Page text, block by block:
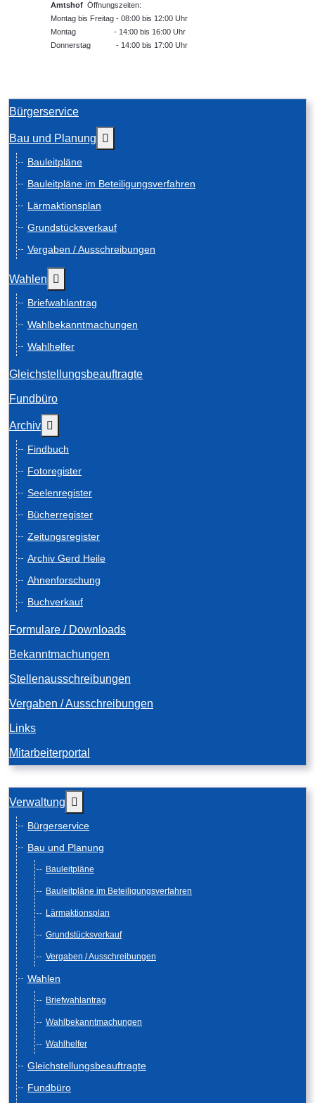
Amtshof Öffnungszeiten:
Montag bis Freitag - 08:00 bis 12:00 Uhr
Montag - 14:00 bis 16:00 Uhr
Donnerstag - 14:00 bis 17:00 Uhr
Bürgerservice
Bau und Planung
Bauleitpläne
Bauleitpläne im Beteiligungsverfahren
Lärmaktionsplan
Grundstücksverkauf
Vergaben / Ausschreibungen
Wahlen
Briefwahlantrag
Wahlbekanntmachungen
Wahlhelfer
Gleichstellungsbeauftragte
Fundbüro
Archiv
Findbuch
Fotoregister
Seelenregister
Bücherregister
Zeitungsregister
Archiv Gerd Heile
Ahnenforschung
Buchverkauf
Formulare / Downloads
Bekanntmachungen
Stellenausschreibungen
Vergaben / Ausschreibungen
Links
Mitarbeiterportal
Verwaltung
Bürgerservice
Bau und Planung
Bauleitpläne
Bauleitpläne im Beteiligungsverfahren
Lärmaktionsplan
Grundstücksverkauf
Vergaben / Ausschreibungen
Wahlen
Briefwahlantrag
Wahlbekanntmachungen
Wahlhelfer
Gleichstellungsbeauftragte
Fundbüro